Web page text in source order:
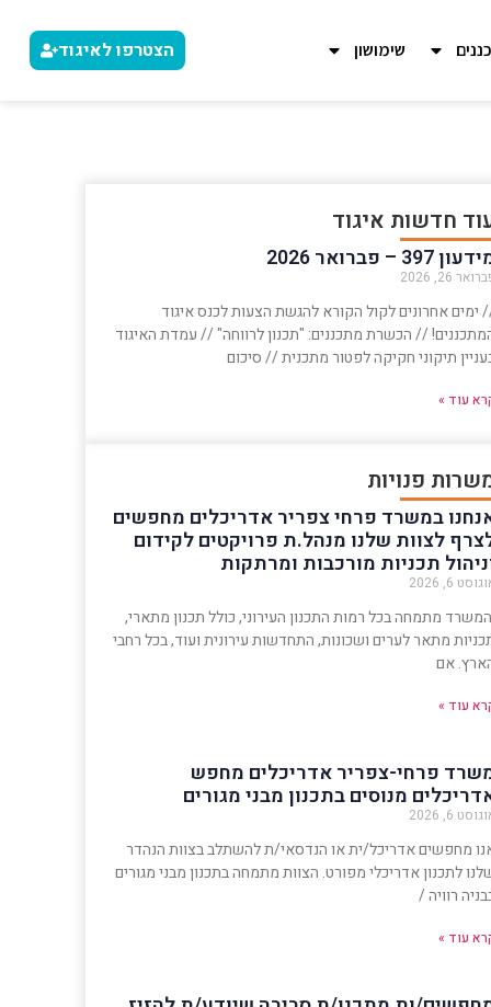
הצטרפו לאיגוד שימושון
חדשות איגוד
397 – פברואר 2026
26, 2026
ימים אחרונים לקול הקורא להגשת הצעות לכנס איגוד
// הכשרת מתכננים: "תכנון לרווחה" // עמדת האיגוד
תיקוני חקיקה לפטור מתכנית // סיכום
עוד »
פנויות
במשרד פרחי צפריר אדריכלים מחפשים
לצוות שלנו מנהל.ת פרויקטים לקידום
תכניות מורכבות ומרתקות
6, 2026
המשרד מתמחה בכל רמות התכנון העירוני, כולל תכנון מתארי,
מתאר לערים ושכונות, התחדשות עירונית ועוד, בכל רחבי
אם
עוד »
פרחי-צפריר אדריכלים מחפש
מנוסים בתכנון מבני מגורים
6, 2026
מחפשים אדריכל/ית או הנדסאי/ת להשתלב בצוות הנהדר
לתכנון אדריכלי מפורט. הצוות מתמחה בתכנון מבני מגורים
רוויה /
עוד »